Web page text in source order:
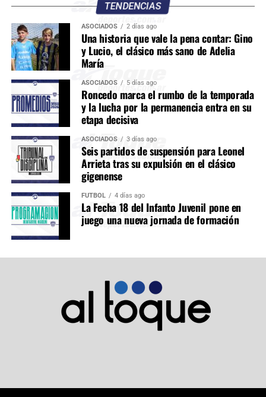
TENDENCIAS
ASOCIADOS 2 días ago
Una historia que vale la pena contar: Gino
y Lucio, el clásico más sano de Adelia
María
ASOCIADOS 5 días ago
Roncedo marca el rumbo de la temporada
y la lucha por la permanencia entra en su
etapa decisiva
ASOCIADOS 3 días ago
Seis partidos de suspensión para Leonel
Arrieta tras su expulsión en el clásico
gigenense
FÚTBOL 4 días ago
La Fecha 18 del Infanto Juvenil pone en
juego una nueva jornada de formación